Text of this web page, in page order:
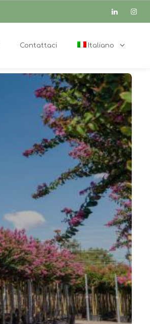
Contattaci Italiano